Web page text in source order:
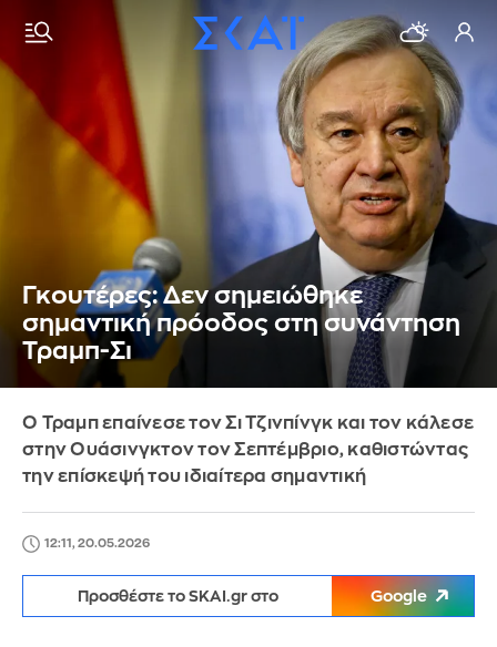
Γκουτέρες: Δεν σημειώθηκε
σημαντική πρόοδος στη συνάντηση
Τραμπ-Σι
Ο Τραμπ επαίνεσε τον Σι Τζινπίνγκ και τον κάλεσε
στην Ουάσινγκτον τον Σεπτέμβριο, καθιστώντας
την επίσκεψή του ιδιαίτερα σημαντική
12:11, 20.05.2026
Προσθέστε το SKAI.gr στο Google